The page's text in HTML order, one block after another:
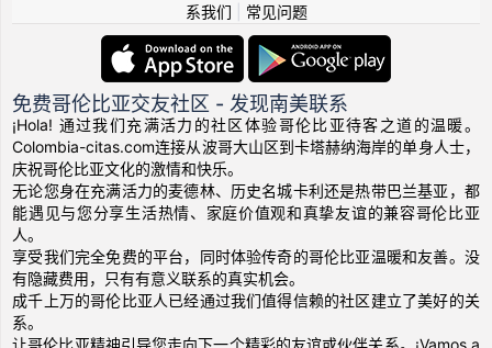
系我们
常见问题
免费哥伦比亚交友社区 - 发现南美联系
¡Hola! 通过我们充满活力的社区体验哥伦比亚待客之道的温暖。
Colombia-citas.com连接从波哥大山区到卡塔赫纳海岸的单身人士，
庆祝哥伦比亚文化的激情和快乐。
无论您身在充满活力的麦德林、历史名城卡利还是热带巴兰基亚，都
能遇见与您分享生活热情、家庭价值观和真挚友谊的兼容哥伦比亚
人。
享受我们完全免费的平台，同时体验传奇的哥伦比亚温暖和友善。没
有隐藏费用，只有有意义联系的真实机会。
成千上万的哥伦比亚人已经通过我们值得信赖的社区建立了美好的关
系。
让哥伦比亚精神引导您走向下一个精彩的友谊或伙伴关系。¡Vamos a